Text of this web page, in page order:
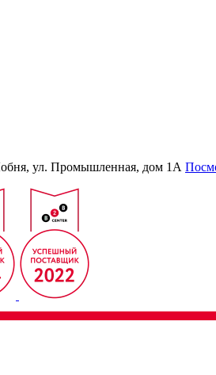
ул. Промышленная, дом 1А